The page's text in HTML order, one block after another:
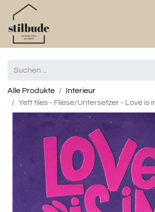
Alle Produkte
Interieur
Yett tiles - Fliese/Untersetzer - Love is